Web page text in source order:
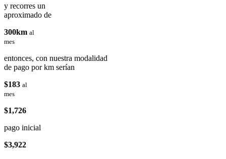
y recorres un
aproximado de
300km al
mes
entonces, con nuestra modalidad
de pago por km serían
$183 al
mes
$1,726
pago inicial
$3,922